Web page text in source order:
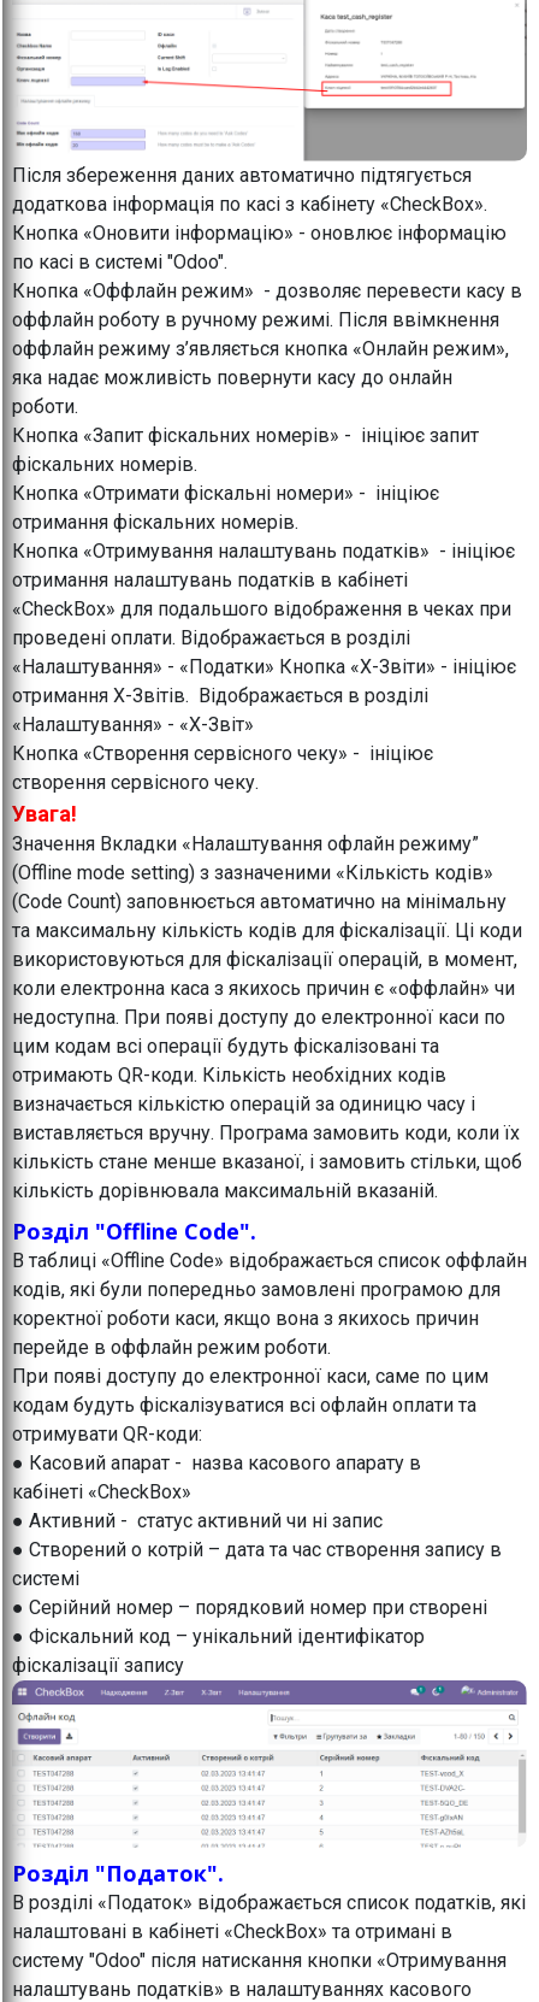
Після збереження даних автоматично підтягується
додаткова інформація по касі з кабінету «CheckBox».
Кнопка «Оновити інформацію» - оновлює інформацію
по касі в системі "Odoo".
Кнопка «Оффлайн режим» - дозволяє перевести касу в
оффлайн роботу в ручному режимі. Після ввімкнення
оффлайн режиму з’являється кнопка «Онлайн режим»,
яка надає можливість повернути касу до онлайн
роботи.
Кнопка «Запит фіскальних номерів» - ініціює запит
фіскальних номерів.
Кнопка «Отримати фіскальні номери» - ініціює
отримання фіскальних номерів.
Кнопка «Отримування налаштувань податків» - ініціює
отримання налаштувань податків в кабінеті
«CheckBox» для подальшого відображення в чеках при
проведені оплати. Відображається в розділі
«Налаштування» - «Податки» Кнопка «Х-Звіти» - ініціює
отримання Х-Звітів. Відображається в розділі
«Налаштування» - «Х-Звіт»
Кнопка «Створення сервісного чеку» - ініціює
створення сервісного чеку.
Увага!
Значення Вкладки «Налаштування офлайн режиму”
(Offline mode setting) з зазначеними «Кількість кодів»
(Code Count) заповнюється автоматично на мінімальну
та максимальну кількість кодів для фіскалізації. Ці коди
використовуються для фіскалізації операцій, в момент,
коли електронна каса з якихось причин є «оффлайн» чи
недоступна. При появі доступу до електронної каси по
цим кодам всі операції будуть фіскалізовані та
отримають QR-коди. Кількість необхідних кодів
визначається кількістю операцій за одиницю часу і
виставляється вручну. Програма замовить коди, коли їх
кількість стане менше вказаної, і замовить стільки, щоб
кількість дорівнювала максимальній вказаній.
Розділ "Offline Code".
В таблиці «Offline Code» відображається список оффлайн
кодів, які були попередньо замовлені програмою для
коректної роботи каси, якщо вона з якихось причин
перейде в оффлайн режим роботи.
При появі доступу до електронної каси, саме по цим
кодам будуть фіскалізуватися всі офлайн оплати та
отримувати QR-коди:
● Касовий апарат - назва касового апарату в
кабінеті «CheckBox»
● Активний - статус активний чи ні запис
● Створений о котрій – дата та час створення запису в
системі
● Серійний номер – порядковий номер при створені
● Фіскальний код – унікальний ідентифікатор
фіскалізації запису
Розділ "Податок".
В розділі «Податок» відображається список податків, які
налаштовані в кабінеті «CheckBox» та отримані в
систему "Odoo" після натискання кнопки «Отримування
налаштувань податків» в налаштуваннях касового